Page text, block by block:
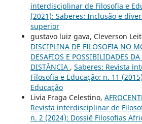
interdisciplinar de Filosofia e
(2021): Saberes: Inclusão e
superior
gustavo luiz gava, Cleverson
DISCIPLINA DE FILOSOFIA NO
DESAFIOS E POSSIBILIDADES
DISTÂNCIA , Saberes: Revista
Filosofia e Educação: n. 11
Educação
Livia Fraga Celestino,
Revista interdisciplinar de
n. 2 (2024): Dossiê Filosofias